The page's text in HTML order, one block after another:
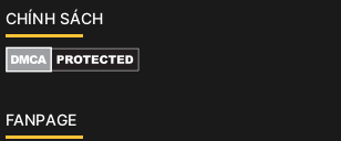
CHÍNH SÁCH
FANPAGE